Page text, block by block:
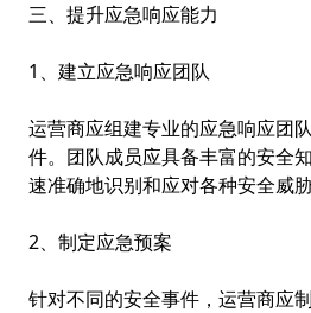
三、提升应急响应能力
1、建立应急响应团队
运营商应组建专业的应急响应团
件。团队成员应具备丰富的安全
速准确地识别和应对各种安全威胁
2、制定应急预案
针对不同的安全事件，运营商应